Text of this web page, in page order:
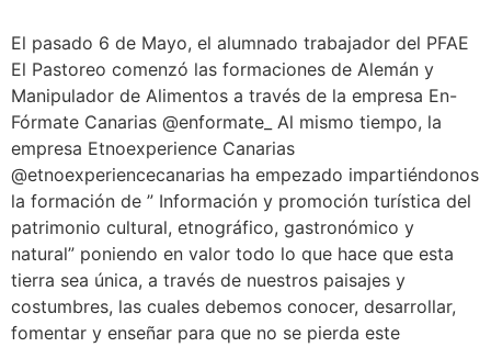
El pasado 6 de Mayo, el alumnado trabajador del PFAE
El Pastoreo comenzó las formaciones de Alemán y
Manipulador de Alimentos a través de la empresa En-
Fórmate Canarias @enformate_ Al mismo tiempo, la
empresa Etnoexperience Canarias
@etnoexperiencecanarias ha empezado impartiéndonos
la formación de ” Información y promoción turística del
patrimonio cultural, etnográfico, gastronómico y
natural” poniendo en valor todo lo que hace que esta
tierra sea única, a través de nuestros paisajes y
costumbres, las cuales debemos conocer, desarrollar,
fomentar y enseñar para que no se pierda este